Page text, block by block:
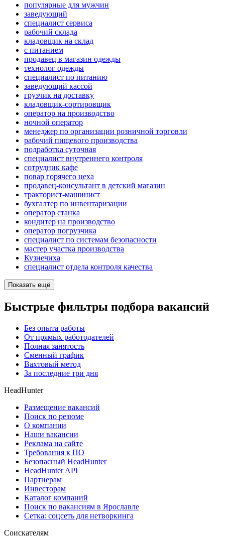
популярные для мужчин
заведующий
специалист сервиса
рабочий склада
кладовщик на склад
с питанием
продавец в магазин одежды
технолог одежды
специалист по питанию
заведующий кассой
грузчик на доставку
кладовщик-сортировщик
оператор на производство
ночной оператор
менеджер по организации розничной торговли
рабочий пищевого производства
подработка суточная
специалист внутреннего контроля
сотрудник кафе
повар горячего цеха
продавец-консультант в детский магазин
тракторист-машинист
бухгалтер по инвентаризации
оператор станка
кондитер на производство
оператор погрузчика
специалист по системам безопасности
мастер участка производства
Кузнечиха
специалист отдела контроля качества
Показать ещё
Быстрые фильтры подбора вакансий
Без опыта работы
От прямых работодателей
Полная занятость
Сменный график
Вахтовый метод
За последние три дня
HeadHunter
Размещение вакансий
Поиск по резюме
О компании
Наши вакансии
Реклама на сайте
Требования к ПО
Безопасный HeadHunter
HeadHunter API
Партнерам
Инвесторам
Каталог компаний
Поиск по вакансиям в Ярославле
Сетка: соцсеть для нетворкинга
Соискателям